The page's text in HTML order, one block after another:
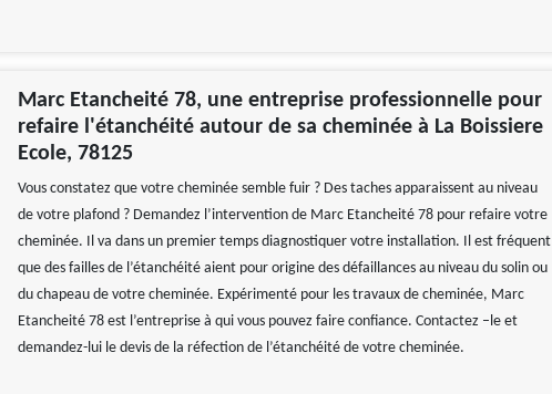
Marc Etancheité 78, une entreprise professionnelle pour
refaire l'étanchéité autour de sa cheminée à La Boissiere
Ecole, 78125
Vous constatez que votre cheminée semble fuir ? Des taches apparaissent au niveau
de votre plafond ? Demandez l’intervention de Marc Etancheité 78 pour refaire votre
cheminée. Il va dans un premier temps diagnostiquer votre installation. Il est fréquent
que des failles de l’étanchéité aient pour origine des défaillances au niveau du solin ou
du chapeau de votre cheminée. Expérimenté pour les travaux de cheminée, Marc
Etancheité 78 est l’entreprise à qui vous pouvez faire confiance. Contactez –le et
demandez-lui le devis de la réfection de l’étanchéité de votre cheminée.